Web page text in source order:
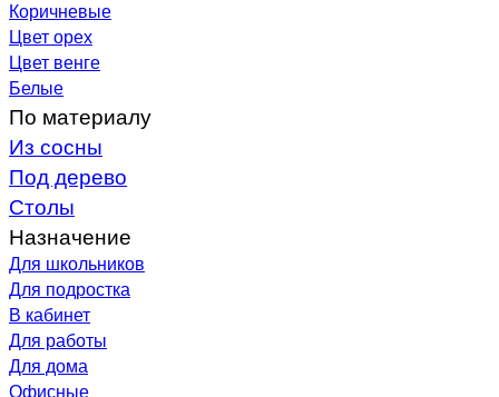
Коричневые
Цвет орех
Цвет венге
Белые
По материалу
Из сосны
Под дерево
Столы
Назначение
Для школьников
Для подростка
В кабинет
Для работы
Для дома
Офисные